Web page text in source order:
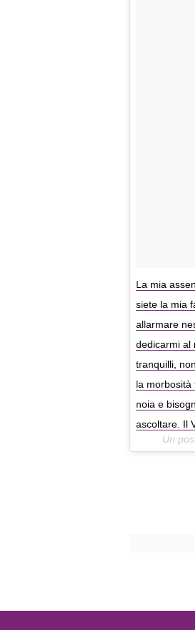
La mia
siete la mia
allarmare
dedicarmi al
tranquilli,
la morbosità
noia e
ascoltare. Il
Un